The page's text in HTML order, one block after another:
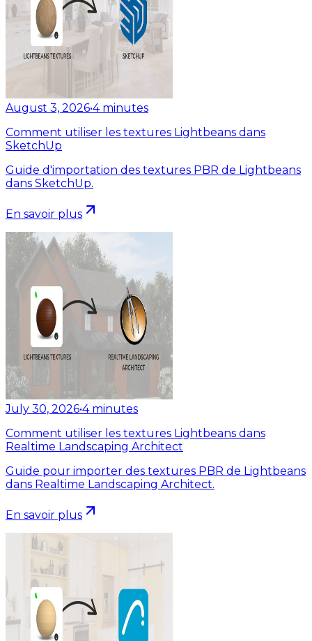
August 3, 2026•4 minutes
Comment utiliser les textures Lightbeans dans
SketchUp
Guide d'importation des textures PBR de Lightbeans
dans SketchUp.
En savoir plus
July 30, 2026•4 minutes
Comment utiliser les textures Lightbeans dans
Realtime Landscaping Architect
Guide pour importer des textures PBR de Lightbeans
dans Realtime Landscaping Architect.
En savoir plus